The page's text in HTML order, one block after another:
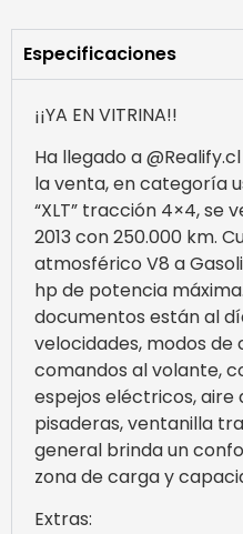
Especificaciones
¡¡YA EN VITRINA!!
Ha llegado a
la venta, en categoría
“XLT” tracción 4×4, se
2013 con 250.000 km.
atmosférico V8 a
hp de potencia
documentos están al
velocidades, modos de
comandos al volante,
espejos eléctricos, aire
pisaderas, ventanilla
general brinda un
zona de carga y
Extras: